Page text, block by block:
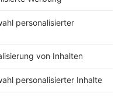
möchte, muss
Bremsen als auch
müssen. Das
Verordnung
haben.